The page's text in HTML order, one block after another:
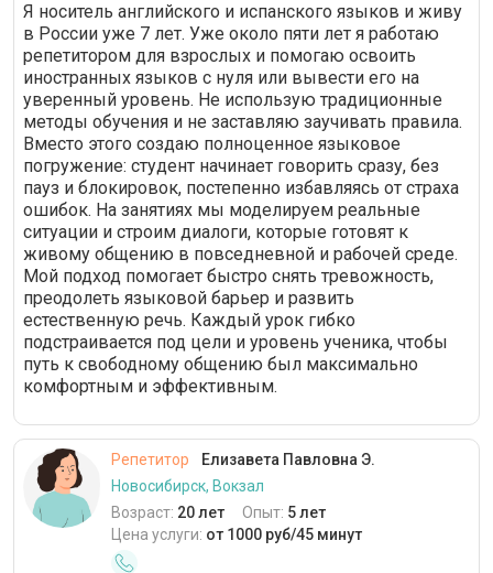
Я носитель английского и испанского языков и живу
в России уже 7 лет. Уже около пяти лет я работаю
репетитором для взрослых и помогаю освоить
иностранных языков с нуля или вывести его на
уверенный уровень. Не использую традиционные
методы обучения и не заставляю заучивать правила.
Вместо этого создаю полноценное языковое
погружение: студент начинает говорить сразу, без
пауз и блокировок, постепенно избавляясь от страха
ошибок. На занятиях мы моделируем реальные
ситуации и строим диалоги, которые готовят к
живому общению в повседневной и рабочей среде.
Мой подход помогает быстро снять тревожность,
преодолеть языковой барьер и развить
естественную речь. Каждый урок гибко
подстраивается под цели и уровень ученика, чтобы
путь к свободному общению был максимально
комфортным и эффективным.
Репетитор
Елизавета Павловна Э.
Новосибирск, Вокзал
Возраст: 20 лет Опыт: 5 лет
Цена услуги: от 1000 руб/45 минут